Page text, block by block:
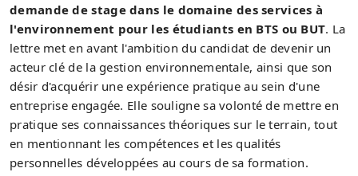
demande de stage dans le domaine des services à
l'environnement pour les étudiants en BTS ou BUT. La
lettre met en avant l'ambition du candidat de devenir un
acteur clé de la gestion environnementale, ainsi que son
désir d'acquérir une expérience pratique au sein d'une
entreprise engagée. Elle souligne sa volonté de mettre en
pratique ses connaissances théoriques sur le terrain, tout
en mentionnant les compétences et les qualités
personnelles développées au cours de sa formation.